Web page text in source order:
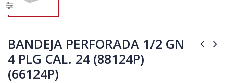
BANDEJA PERFORADA 1/2 GN
4 PLG CAL. 24 (88124P)
(66124P)